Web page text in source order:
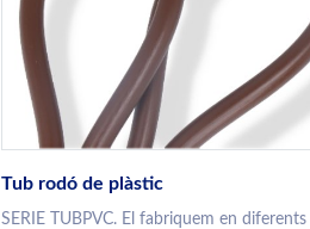
Tub rodó de plàstic
SERIE TUBPVC. El fabriquem en diferents